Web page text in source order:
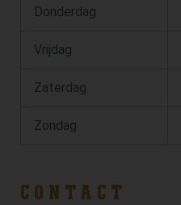
Donderdag
Vrijdag
Zaterdag
Zondag
CONTACT